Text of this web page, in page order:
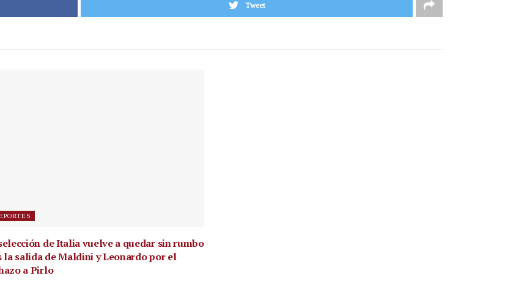
Tweet
de Italia vuelve a quedar sin rumbo
la salida de Maldini y Leonardo por el
a Pirlo